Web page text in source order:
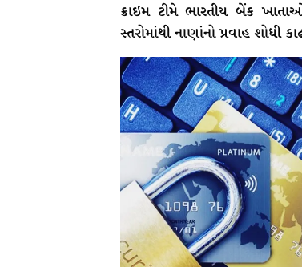
ક્રાઇમ ટીમે ભારતીય બેંક
સ્તરોમાંથી નાણાંનો પ્રવાહ શોધી